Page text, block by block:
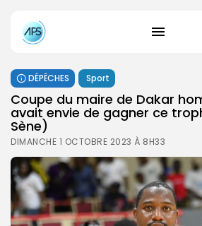
DÉPÊCHES Sport
Coupe du maire de Dakar
avait envie de gagner ce
Sène)
DIMANCHE 1 OCTOBRE 2023 À 8H33